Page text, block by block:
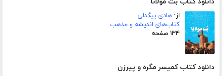
از: هادی بیگدلی
کتاب‌های اندیشه و مذهب
۱۳۴ صفحه
دانلود کتاب کمیسر مگره و پیرزن